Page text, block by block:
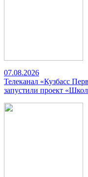
07.08.2026
Телеканал «Кузбасс
запустили проект